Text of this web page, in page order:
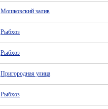
Мошковский залив
Рыбхоз
Рыбхоз
Пригородная улица
Рыбхоз